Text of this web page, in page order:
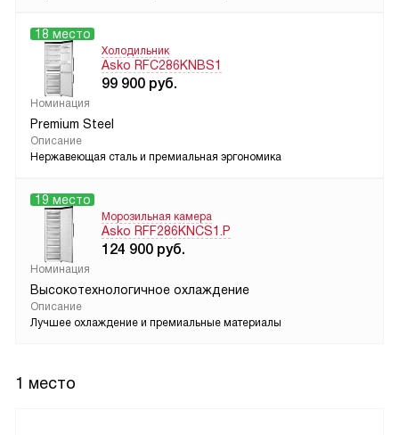
18 место
Холодильник
Asko RFC286KNBS1
99 900 руб.
Номинация
Premium Steel
Описание
Нержавеющая сталь и премиальная эргономика
19 место
Морозильная камера
Asko RFF286KNCS1.P
124 900 руб.
Номинация
Высокотехнологичное охлаждение
Описание
Лучшее охлаждение и премиальные материалы
1 место